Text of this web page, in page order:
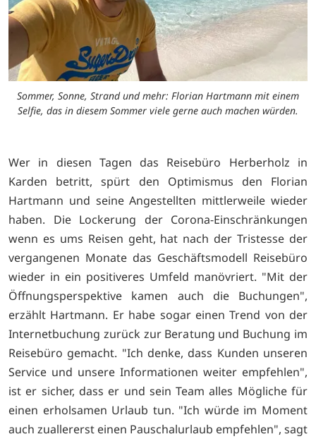
Sommer, Sonne, Strand und mehr: Florian Hartmann mit einem
Selfie, das in diesem Sommer viele gerne auch machen würden.
Wer in diesen Tagen das Reisebüro Herberholz in
Karden betritt, spürt den Optimismus den Florian
Hartmann und seine Angestellten mittlerweile wieder
haben. Die Lockerung der Corona-Einschränkungen
wenn es ums Reisen geht, hat nach der Tristesse der
vergangenen Monate das Geschäftsmodell Reisebüro
wieder in ein positiveres Umfeld manövriert. "Mit der
Öffnungsperspektive kamen auch die Buchungen",
erzählt Hartmann. Er habe sogar einen Trend von der
Internetbuchung zurück zur Beratung und Buchung im
Reisebüro gemacht. "Ich denke, dass Kunden unseren
Service und unsere Informationen weiter empfehlen",
ist er sicher, dass er und sein Team alles Mögliche für
einen erholsamen Urlaub tun. "Ich würde im Moment
auch zuallererst einen Pauschalurlaub empfehlen", sagt